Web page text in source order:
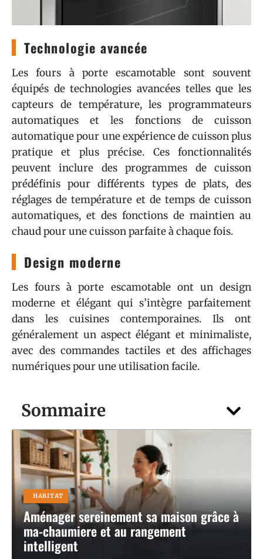
Sommaire
HABITAT
Aménager sereinement sa maison grâce à
ma-chaumiere et au rangement
intelligent
Technologie avancée
Les fours à porte escamotable sont souvent
équipés de technologies avancées telles que les
capteurs de température, les programmateurs
automatiques et les fonctions de cuisson
automatique pour une expérience de cuisson plus
pratique et plus précise. Ces fonctionnalités
peuvent inclure des programmes de cuisson
prédéfinis pour différents types de plats, des
réglages de température et de temps de cuisson
automatiques, et des fonctions de maintien au
chaud pour une cuisson parfaite à chaque fois.
Design moderne
Les fours à porte escamotable ont un design
moderne et élégant qui s’intègre parfaitement
dans les cuisines contemporaines. Ils ont
généralement un aspect élégant et minimaliste,
avec des commandes tactiles et des affichages
numériques pour une utilisation facile.